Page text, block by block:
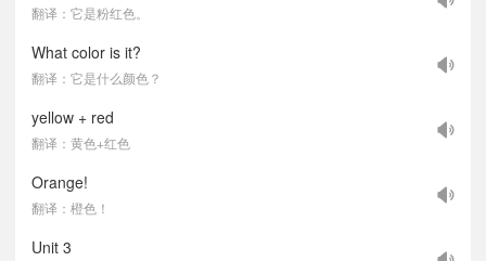
翻译：它是粉红色。
What color is it?
翻译：它是什么颜色？
yellow + red
翻译：黄色+红色
Orange!
翻译：橙色！
Unit 3